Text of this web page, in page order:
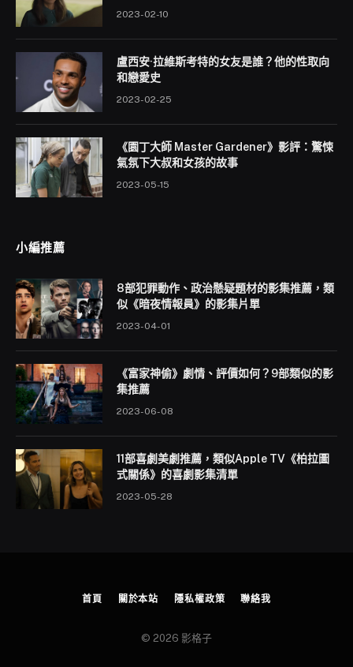
2023-02-10
盧西安·拉維斯考特的女友是誰？他的性取向
和戀愛史
2023-02-25
《園丁大師 Master Gardener》影評：驚悚
氣氛下大叔和女孩的故事
2023-05-15
小編推薦
8部犯罪動作、政治懸疑題材的影集推薦，類
似《暗夜情報員》的影集片單
2023-04-01
《富家神偷》劇情、評價如何？9部類似的影
集推薦
2023-06-08
11部喜劇美劇推薦，類似Apple TV《柏拉圖
式關係》的喜劇影集清單
2023-05-28
首頁 關於本站 隱私權政策 聯絡我
© 2026 影格子